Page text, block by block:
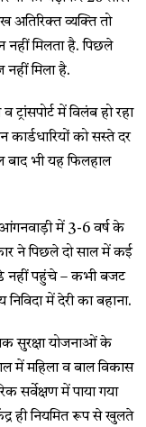
अतिरिक्त व्यक्ति तो
नहीं मिलता है. पिछले
नहीं मिला है.
में विलंब हो रहा
कार्डधारियों को सस्ते दर
बाद भी यह फिलहाल
में 3-6 वर्ष के
ने पिछले दो साल में कई
नहीं पहुंचे – कभी बजट
में देरी का बहाना.
सुरक्षा योजनाओं के
में महिला व बाल विकास
सर्वेक्षण में पाया गया
ही नियमित रूप से खुलते